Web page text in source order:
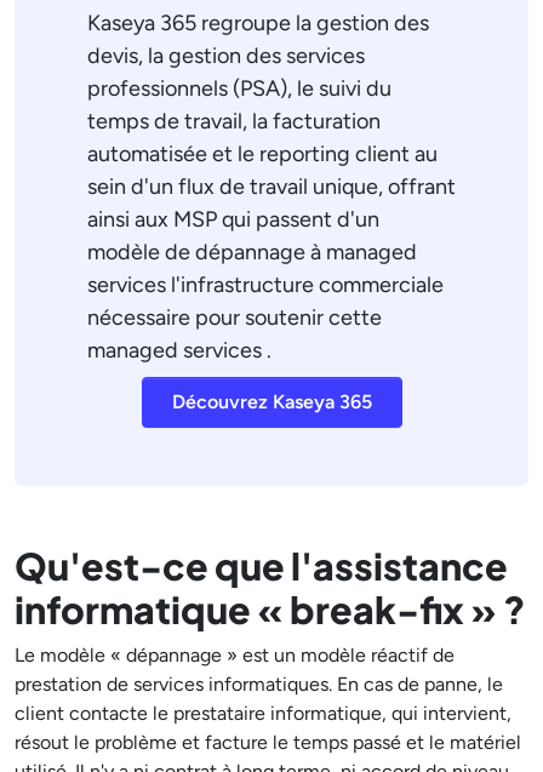
Kaseya 365 regroupe la gestion des
devis, la gestion des services
professionnels (PSA), le suivi du
temps de travail, la facturation
automatisée et le reporting client au
sein d'un flux de travail unique, offrant
ainsi aux MSP qui passent d'un
modèle de dépannage à managed
services l'infrastructure commerciale
nécessaire pour soutenir cette
managed services .
Découvrez Kaseya 365
Qu'est-ce que l'assistance
informatique « break-fix » ?
Le modèle « dépannage » est un modèle réactif de
prestation de services informatiques. En cas de panne, le
client contacte le prestataire informatique, qui intervient,
résout le problème et facture le temps passé et le matériel